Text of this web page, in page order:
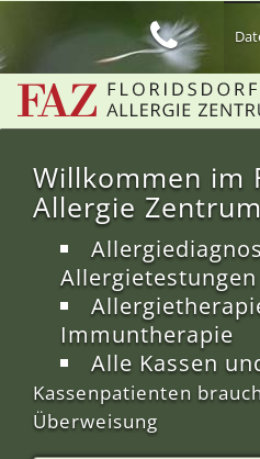
Hauptinhalt
springen
Willkommen im
Allergie
Allergietestungen
Immuntherapie
Alle Kassen
Kassenpatienten
Überweisung